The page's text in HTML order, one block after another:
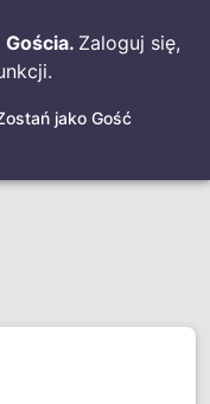
Zaloguj się,
jako Gość